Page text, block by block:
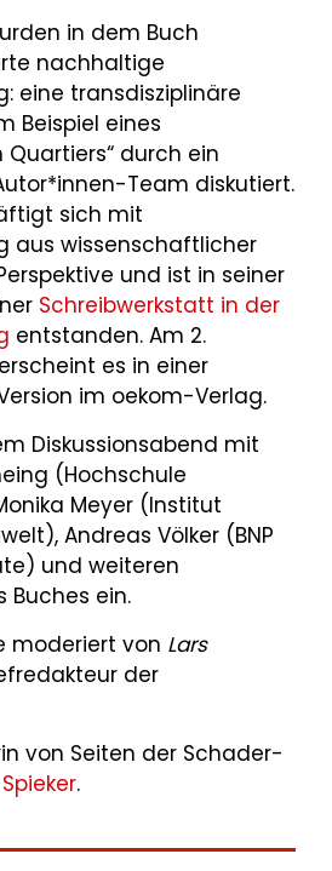
in dem Buch
nachhaltige
eine transdisziplinäre
Beispiel eines
durch ein
Team diskutiert.
sich mit
aus wissenschaftlicher
und ist in seiner
Schreibwerkstatt in der
entstanden. Am 2.
es in einer
im oekom-Verlag.
Diskussionsabend mit
(Hochschule
Meyer (Institut
Andreas Völker (BNP
und weiteren
Buches ein.
moderiert von Lars
der
von Seiten der Schader-
.